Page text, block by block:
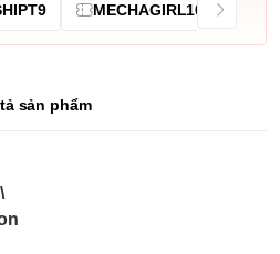
MECHAGIRL10
sản phẩm